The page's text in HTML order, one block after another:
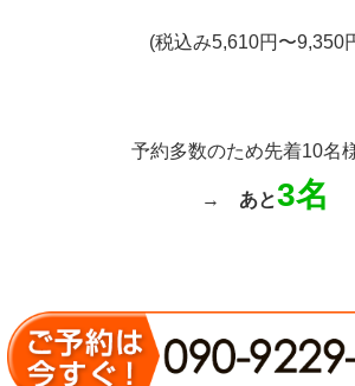
(税込み5,610円〜9,350
予約多数のため先着10名
→ あと3名